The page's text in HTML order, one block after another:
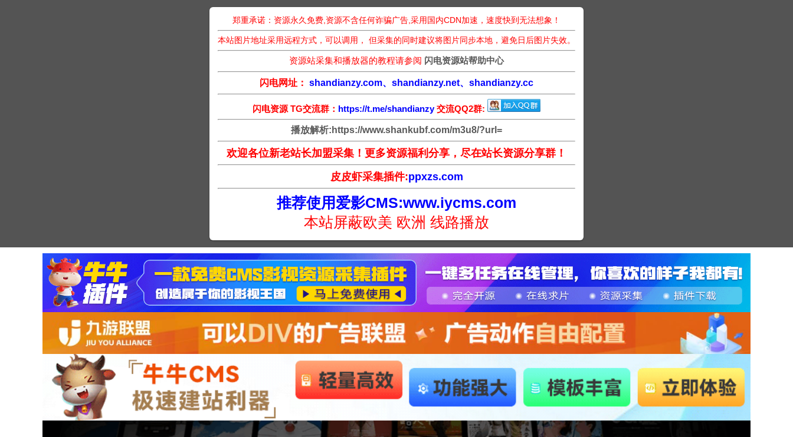
郑重承诺：资源永久免费,资源不含任何诈骗广告,采用国内CDN加速，速度快到无法想象！
本站图片地址采用远程方式，可以调用， 但采集的同时建议将图片同步本地，避免日后图片失效。
资源站采集和播放器的教程请参阅 闪电资源站帮助中心
闪电网址： shandianzy.com、shandianzy.net、shandianzy.cc
闪电资源 TG交流群： https://t.me/shandianzy交流QQ2群:
播放解析:https://www.shankubf.com/m3u8/?url=
欢迎各位新老站长加盟采集！更多资源福利分享，尽在站长资源分享群！
皮皮虾采集插件:ppxzs.com
推荐使用爱影CMS:www.iycms.com
本站屏蔽欧美 欧洲 线路播放